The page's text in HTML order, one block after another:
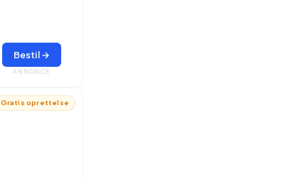
Bestil →
ANNONCE
Gratis oprettelse